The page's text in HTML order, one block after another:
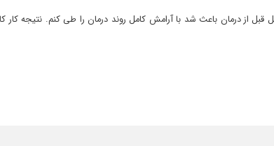
از درمان باعث شد با آرامش کامل روند درمان را طی کنم. نتیجه کار